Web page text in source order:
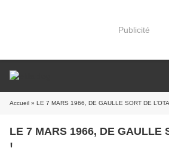
Publicité
Accueil » LE 7 MARS 1966, DE GAULLE SORT DE
LE 7 MARS 1966, DE GAULLE